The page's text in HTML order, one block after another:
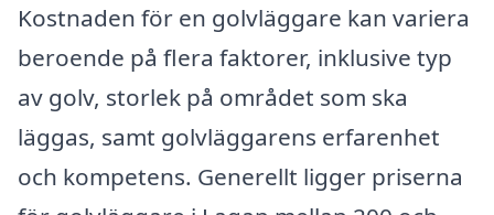
Kostnaden för en golvläggare kan variera
beroende på flera faktorer, inklusive typ
av golv, storlek på området som ska
läggas, samt golvläggarens erfarenhet
och kompetens. Generellt ligger priserna